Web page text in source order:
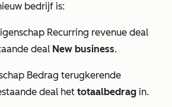
bedrijf is:
Recurring revenue deal
deal New business.
Bedrag terugkerende
deal het totaalbedrag in.